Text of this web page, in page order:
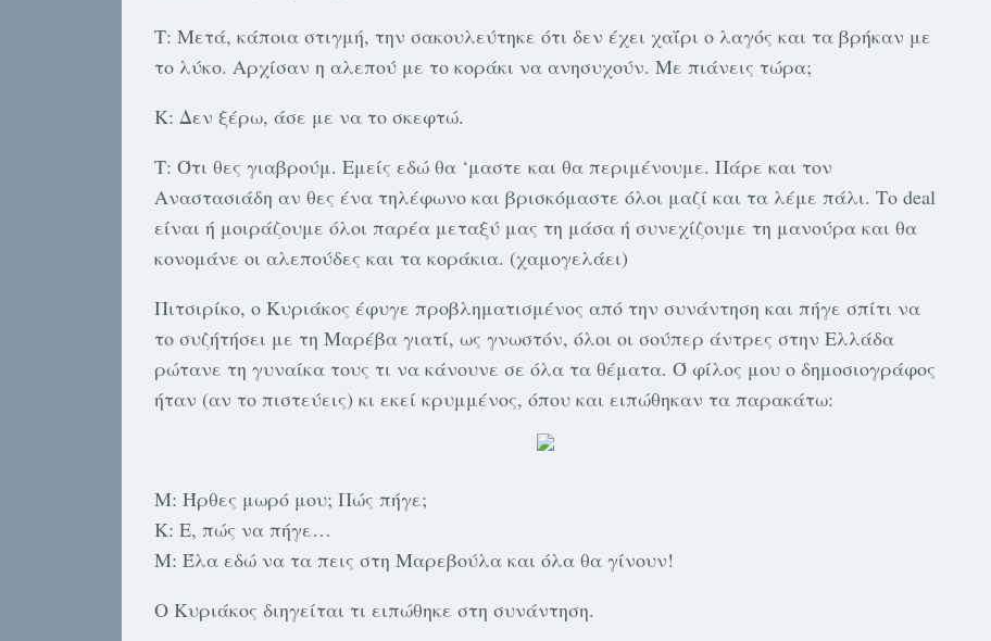
Τ: Μετά, κάποια στιγμή, την σακουλεύτηκε ότι δεν έχει χαΐρι ο λαγός και τα βρήκαν με
το λύκο. Αρχίσαν η αλεπού με το κοράκι να ανησυχούν. Με πιάνεις τώρα;
Κ: Δεν ξέρω, άσε με να το σκεφτώ.
Τ: Ότι θες γιαβρούμ. Εμείς εδώ θα ‘μαστε και θα περιμένουμε. Πάρε και τον
Αναστασιάδη αν θες ένα τηλέφωνο και βρισκόμαστε όλοι μαζί και τα λέμε πάλι. Το deal
είναι ή μοιράζουμε όλοι παρέα μεταξύ μας τη μάσα ή συνεχίζουμε τη μανούρα και θα
κονομάνε οι αλεπούδες και τα κοράκια. (χαμογελάει)
Πιτσιρίκο, ο Κυριάκος έφυγε προβληματισμένος από την συνάντηση και πήγε σπίτι να
το συζήτήσει με τη Μαρέβα γιατί, ως γνωστόν, όλοι οι σούπερ άντρες στην Ελλάδα
ρώτανε τη γυναίκα τους τι να κάνουνε σε όλα τα θέματα. Ό φίλος μου ο δημοσιογράφος
ήταν (αν το πιστεύεις) κι εκεί κρυμμένος, όπου και ειπώθηκαν τα παρακάτω:
Μ: Ήρθες μωρό μου; Πώς πήγε;
Κ: Ε, πώς να πήγε…
Μ: Έλα εδώ να τα πεις στη Μαρεβούλα και όλα θα γίνουν!
Ο Κυριάκος διηγείται τι ειπώθηκε στη συνάντηση.